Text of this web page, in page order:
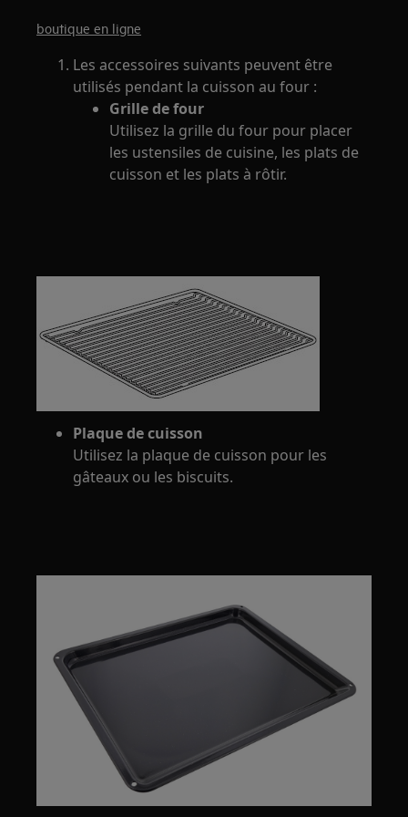
boutique en ligne
Les accessoires suivants peuvent être
utilisés pendant la cuisson au four :
Grille de four
Utilisez la grille du four pour placer
les ustensiles de cuisine, les plats de
cuisson et les plats à rôtir.
Plaque de cuisson
Utilisez la plaque de cuisson pour les
gâteaux ou les biscuits.